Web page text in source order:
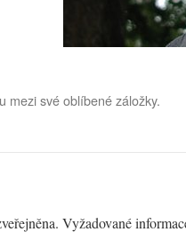
mezi své oblíbené záložky.
Vyžadované